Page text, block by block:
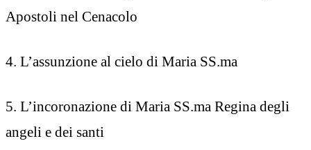
Apostoli nel Cenacolo
4. L’assunzione al cielo di Maria SS.ma
5. L’incoronazione di Maria SS.ma Regina degli
angeli e dei santi